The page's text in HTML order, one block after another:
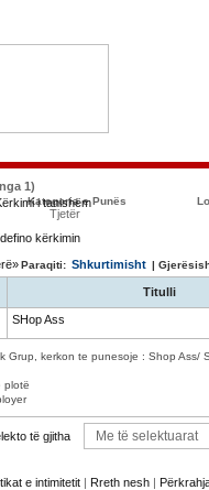
1)
Kategoria e Punës
Tjetër
Paraqiti: Shkurtimisht |
Titulli
SHop Ass
Grup, kerkon te punesoje : Shop Ass/
plotë
të gjitha
e intimitetit | Rreth nesh |